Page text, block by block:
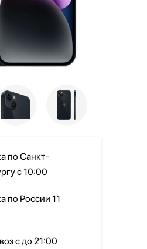
по Санкт-
с 10:00
по России 11
с до 21:00